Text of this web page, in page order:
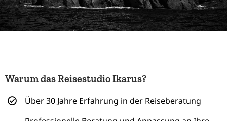
Warum das Reisestudio Ikarus?
Über 30 Jahre Erfahrung in der Reiseberatung